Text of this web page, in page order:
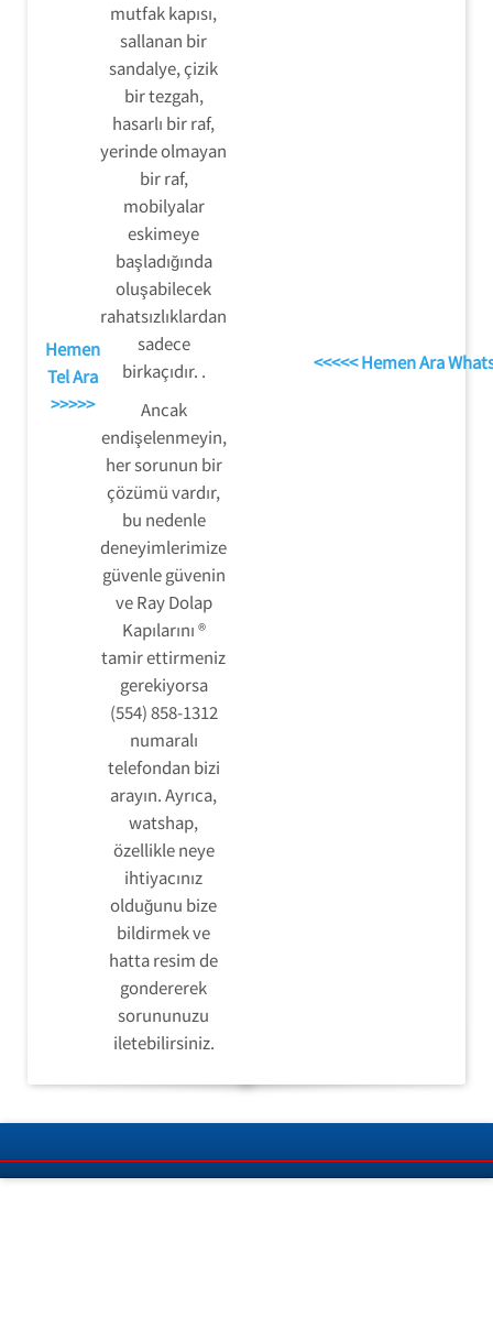
Hemen
Tel Ara
>>>>>
mutfak kapısı,
sallanan bir
sandalye, çizik
bir tezgah,
hasarlı bir raf,
yerinde olmayan
bir raf,
mobilyalar
eskimeye
başladığında
oluşabilecek
rahatsızlıklardan
sadece
birkaçıdır. .
Ancak
endişelenmeyin,
her sorunun bir
çözümü vardır,
bu nedenle
deneyimlerimize
güvenle güvenin
ve Ray Dolap
Kapılarını ®
tamir ettirmeniz
gerekiyorsa
(554) 858-1312
numaralı
telefondan bizi
arayın. Ayrıca,
watshap,
özellikle neye
ihtiyacınız
olduğunu bize
bildirmek ve
hatta resim de
gondererek
sorununuzu
iletebilirsiniz.
<<<<< Hemen Ara